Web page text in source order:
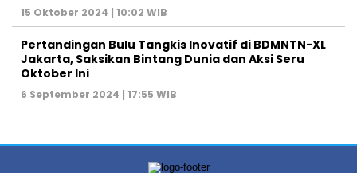
15 Oktober 2024 | 10:02 WIB
Pertandingan Bulu Tangkis Inovatif di BDMNTN-XL
Jakarta, Saksikan Bintang Dunia dan Aksi Seru
Oktober Ini
6 September 2024 | 17:55 WIB